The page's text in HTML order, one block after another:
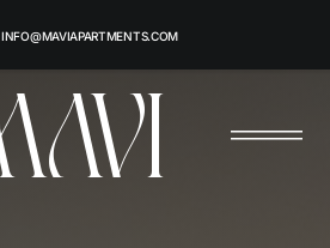
INFO@MAVIAPARTMENTS.COM